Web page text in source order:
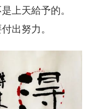
上天給予的。
出努力。